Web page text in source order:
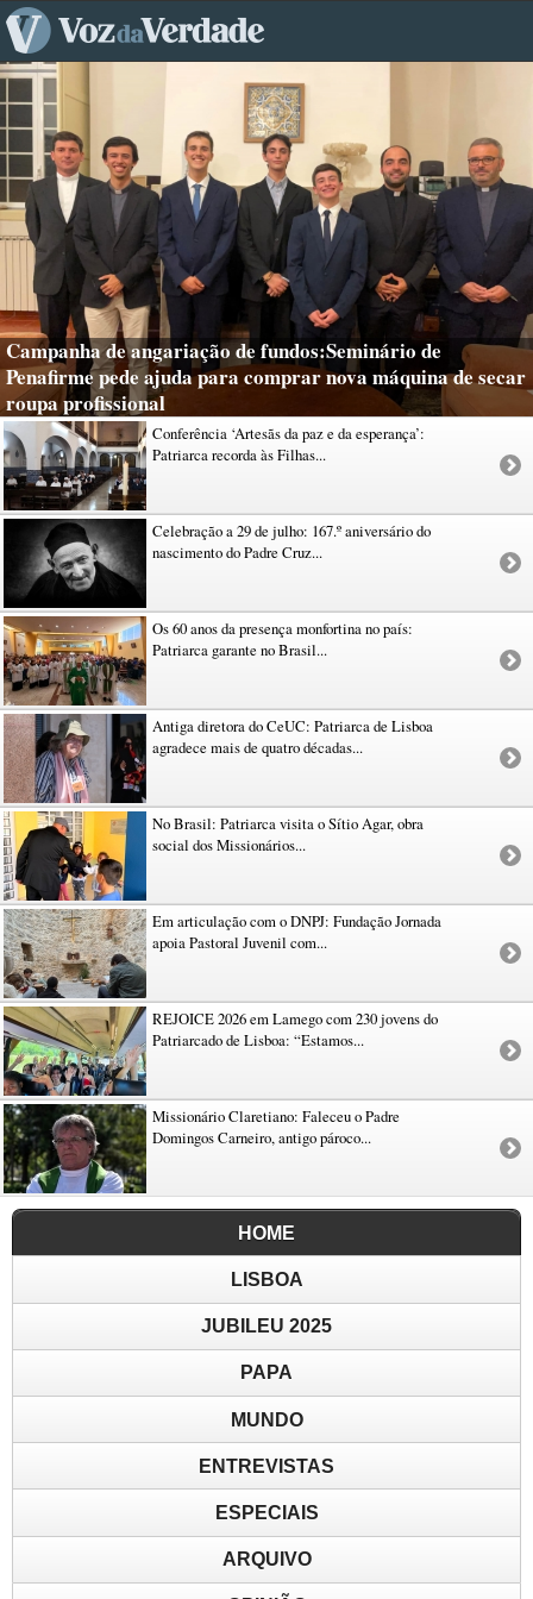
Campanha de angariação de fundos:Seminário de
Penafirme pede ajuda para comprar nova máquina de secar
roupa profissional
Conferência ‘Artesãs da paz e da esperança’:
Patriarca recorda às Filhas...
Celebração a 29 de julho: 167.º aniversário do
nascimento do Padre Cruz...
Os 60 anos da presença monfortina no país:
Patriarca garante no Brasil...
Antiga diretora do CeUC: Patriarca de Lisboa
agradece mais de quatro décadas...
No Brasil: Patriarca visita o Sítio Agar, obra
social dos Missionários...
Em articulação com o DNPJ: Fundação Jornada
apoia Pastoral Juvenil com...
REJOICE 2026 em Lamego com 230 jovens do
Patriarcado de Lisboa: “Estamos...
Missionário Claretiano: Faleceu o Padre
Domingos Carneiro, antigo pároco...
HOME
LISBOA
JUBILEU 2025
PAPA
MUNDO
ENTREVISTAS
ESPECIAIS
ARQUIVO